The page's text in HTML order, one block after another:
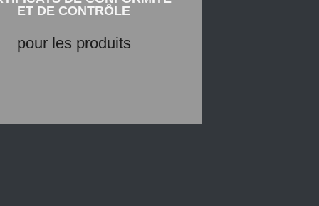
ET DE CONTRÔLE
pour les produits